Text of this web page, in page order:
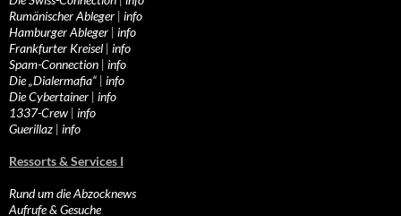
Rumänischer Ableger | info
Hamburger Ableger | info
Frankfurter Kreisel | info
Spam-Connection | info
Die „Dialermafia“ | info
Die Cybertainer | info
1337-Crew | info
Guerillaz | info
Ressorts & Services I
Rund um die Abzocknews
Aufrufe & Gesuche